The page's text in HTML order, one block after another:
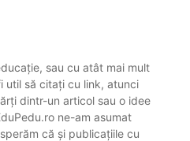
sau cu atât mai mult
util să citați cu link, atunci
dintr-un articol sau o idee
ne-am asumat
că și publicațiile cu